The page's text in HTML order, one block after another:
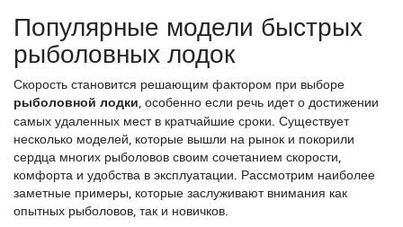
Популярные модели быстрых
рыболовных лодок
Скорость становится решающим фактором при выборе
рыболовной лодки, особенно если речь идет о достижении
самых удаленных мест в кратчайшие сроки. Существует
несколько моделей, которые вышли на рынок и покорили
сердца многих рыболовов своим сочетанием скорости,
комфорта и удобства в эксплуатации. Рассмотрим наиболее
заметные примеры, которые заслуживают внимания как
опытных рыболовов, так и новичков.